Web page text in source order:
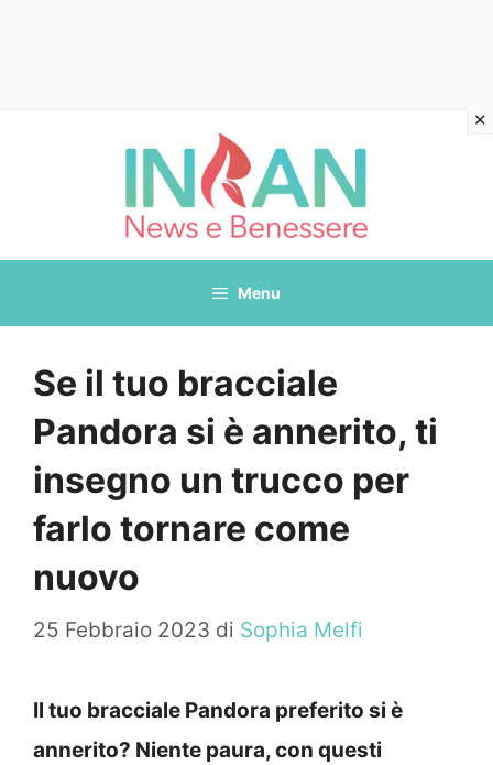
Menu
Se il tuo bracciale
Pandora si è annerito, ti
insegno un trucco per
farlo tornare come
nuovo
25 Febbraio 2023 di Sophia Melfi
Il tuo bracciale Pandora preferito si è
annerito? Niente paura, con questi